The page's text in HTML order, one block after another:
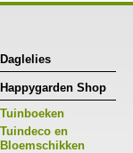
Daglelies
Happygarden Shop
Tuinboeken
Tuindeco en
Bloemschikken